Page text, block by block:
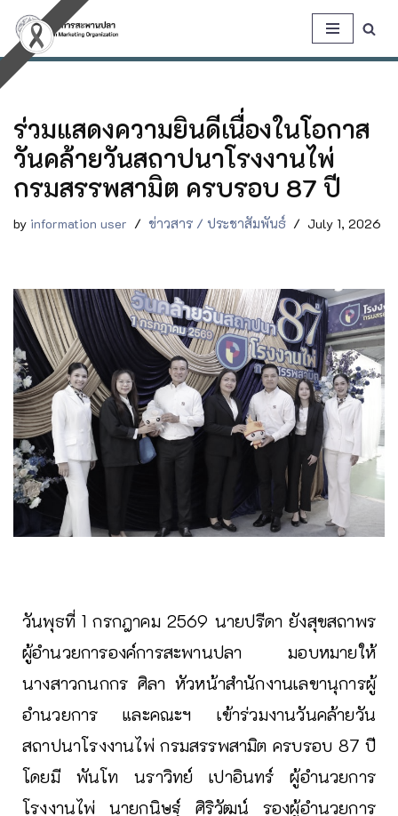
Skip
to
ร่วมแสดงความยินดีเนื่องในโอกาส
วันคล้ายวันสถาปนาโรงงานไพ่
กรมสรรพสามิต ครบรอบ 87 ปี
by information user ข่าวสาร / ประชาสัมพันธ์ July 1, 2026
วันพุธที่ 1 กรกฎาคม 2569 นายปรีดา ยังสุขสถาพร
ผู้อำนวยการองค์การสะพานปลา มอบหมายให้
นางสาวกนกกร ศิลา หัวหน้าสำนักงานเลขานุการผู้
อำนวยการ และคณะฯ เข้าร่วมงานวันคล้ายวัน
สถาปนาโรงงานไพ่ กรมสรรพสามิต ครบรอบ 87 ปี
โดยมี พันโท นราวิทย์ เปาอินทร์ ผู้อำนวยการ
โรงงานไพ่ นายกนิษฐ์ ศิริวัฒน์ รองผู้อำนวยการ